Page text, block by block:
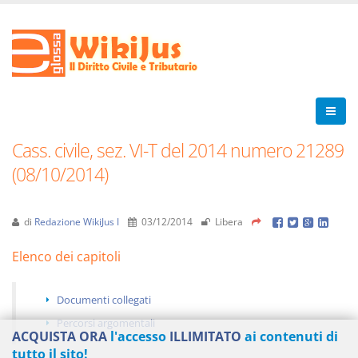
Cass. civile, sez. VI-T del 2014 numero 21289
(08/10/2014)
di Redazione WikiJus I 03/12/2014 Libera
Elenco dei capitoli
Documenti collegati
Percorsi argomentali
ACQUISTA ORA l'accesso ILLIMITATO ai contenuti di
tutto il sito!